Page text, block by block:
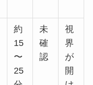
約
15
〜
25
未
確
認
視
界
が
開